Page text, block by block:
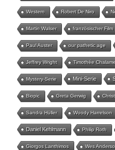
Western Robert De Niro
Martin Walser französischer Film
Paul Auster our pathetic age
Jeffrey Wright Timothée
Mystery-Serie Mini-Serie
Biopic Greta Gerwig
Sandra Hüller Woody Harrelson
Daniel Kehlmann Philip Roth
Giorgos Lanthimos Wes